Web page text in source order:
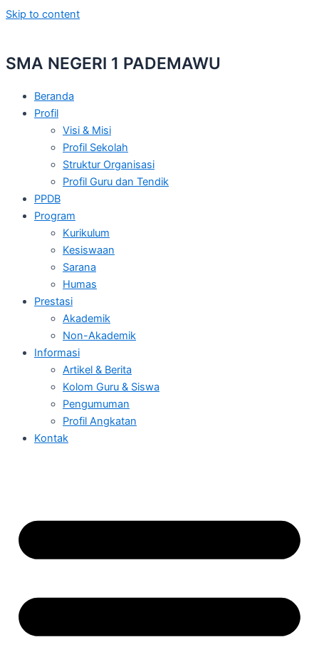
Skip to content
SMA NEGERI 1 PADEMAWU
Beranda
Profil
Visi & Misi
Profil Sekolah
Struktur Organisasi
Profil Guru dan Tendik
PPDB
Program
Kurikulum
Kesiswaan
Sarana
Humas
Prestasi
Akademik
Non-Akademik
Informasi
Artikel & Berita
Kolom Guru & Siswa
Pengumuman
Profil Angkatan
Kontak